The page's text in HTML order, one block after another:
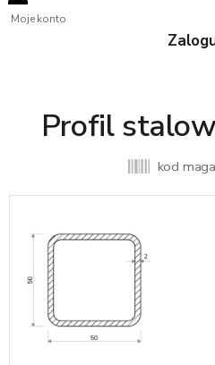
Moje konto
Profil
kod